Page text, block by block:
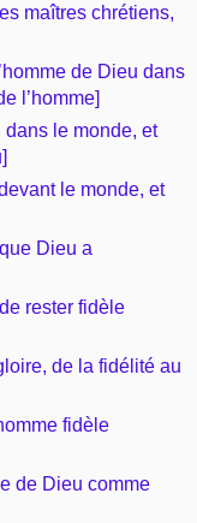
maîtres chrétiens,
de Dieu dans
l’homme]
le monde, et
le monde, et
Dieu a
rester fidèle
de la fidélité au
fidèle
de Dieu comme